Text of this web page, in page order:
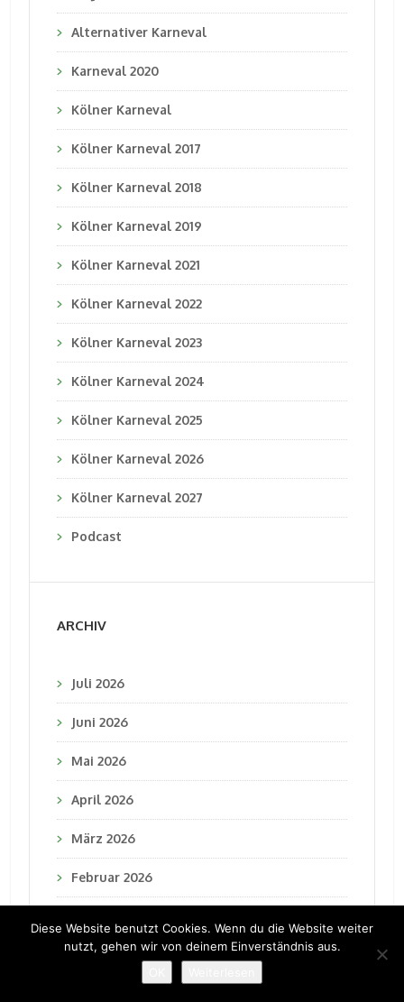
Alternativer Karneval
Karneval 2020
Kölner Karneval
Kölner Karneval 2017
Kölner Karneval 2018
Kölner Karneval 2019
Kölner Karneval 2021
Kölner Karneval 2022
Kölner Karneval 2023
Kölner Karneval 2024
Kölner Karneval 2025
Kölner Karneval 2026
Kölner Karneval 2027
Podcast
ARCHIV
Juli 2026
Juni 2026
Mai 2026
April 2026
März 2026
Februar 2026
Dezember 2025
Diese Website benutzt Cookies. Wenn du die Website weiter
nutzt, gehen wir von deinem Einverständnis aus.